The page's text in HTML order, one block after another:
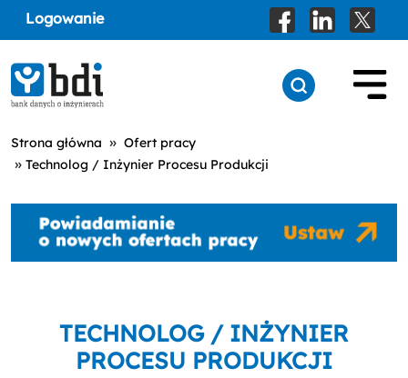
Logowanie
Strona główna » Ofert pracy
» Technolog / Inżynier Procesu Produkcji
TECHNOLOG / INŻYNIER
PROCESU PRODUKCJI